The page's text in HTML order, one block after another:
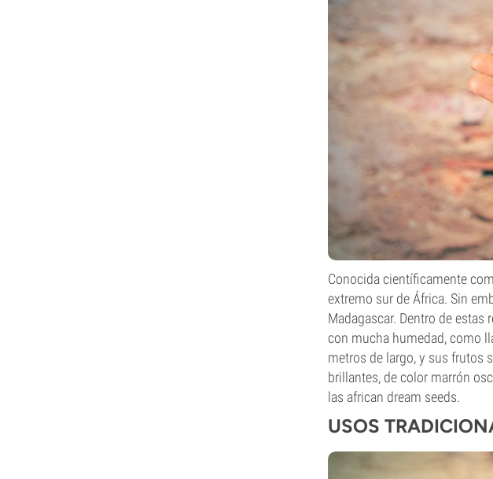
Conocida científicamente
extremo sur de África. Sin
Madagascar. Dentro de
con mucha humedad, como
metros de largo, y sus frutos
brillantes, de color marrón
las african dream seeds.
USOS